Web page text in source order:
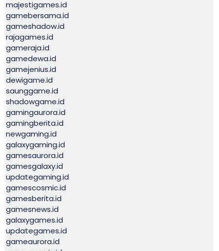
majestigames.id
gamebersama.id
gameshadow.id
rajagames.id
gameraja.id
gamedewa.id
gamejenius.id
dewigame.id
saunggame.id
shadowgame.id
gamingaurora.id
gamingberita.id
newgaming.id
galaxygaming.id
gamesaurora.id
gamesgalaxy.id
updategaming.id
gamescosmic.id
gamesberita.id
gamesnews.id
galaxygames.id
updategames.id
gameaurora.id